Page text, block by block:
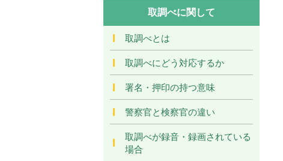
取調べに関して
取調べとは
取調べにどう対応するか
署名・押印の持つ意味
警察官と検察官の違い
取調べが録音・録画されている
場合